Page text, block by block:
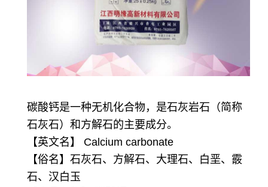
碳酸钙是一种无机化合物，是石灰岩石（简称
石灰石）和方解石的主要成分。
【英文名】 Calcium carbonate
【俗名】石灰石、方解石、大理石、白垩、霰
石、汉白玉